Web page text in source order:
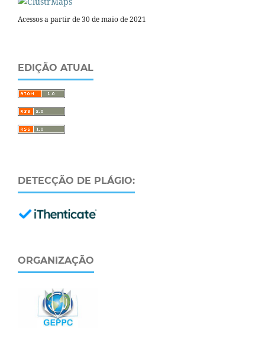
Acessos a partir de 30 de maio de 2021
EDIÇÃO ATUAL
DETECÇÃO DE PLÁGIO:
ORGANIZAÇÃO